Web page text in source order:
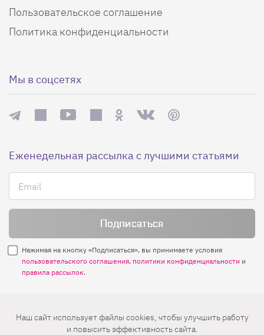
Пользовательское соглашение
Политика конфиденциальности
Мы в соцсетях
Еженедельная рассылка с лучшими статьями
Нажимая на кнопку «Подписаться», вы принимаете условия
пользовательского соглашения, политики конфиденциальности и
правила рассылок.
Нашли ошибку? Выделите ее и нажмите
Наш сайт использует файлы cookies, чтобы улучшить работу
и повысить эффективность сайта.